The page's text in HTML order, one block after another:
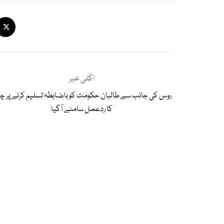
اگلی خبر
روس کی جانب سے طالبان حکومت کوباضابطہ تسلیم کرنے پر
کا ردعمل سامنے آگیا